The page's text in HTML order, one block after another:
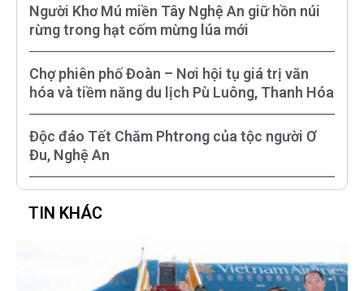
Người Khơ Mú miền Tây Nghệ An giữ hồn núi
rừng trong hạt cốm mừng lúa mới
Chợ phiên phố Đoàn – Nơi hội tụ giá trị văn
hóa và tiềm năng du lịch Pù Luông, Thanh Hóa
Độc đáo Tết Chăm Phtrong của tộc người Ơ
Đu, Nghệ An
TIN KHÁC